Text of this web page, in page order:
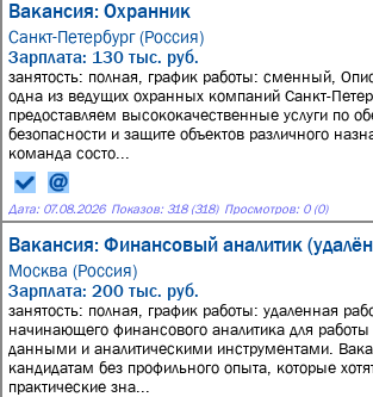
Вакансия: Охранник
Санкт-Петербург (Россия)
Зарплата: 130 тыс. руб.
занятость: полная, график работы: сменный,
одна из ведущих охранных компаний Санкт-
предоставляем высококачественные услуги по
безопасности и защите объектов различного
команда состо...
Дата: 07.08.2026 Показов: 318 (318) Просмотров: 0 (0)
Вакансия: Финансовый аналитик
Москва (Россия)
Зарплата: 200 тыс. руб.
занятость: полная, график работы: удаленная
начинающего финансового аналитика для
данными и аналитическими инструментами.
кандидатам без профильного опыта, которые
практические зна...